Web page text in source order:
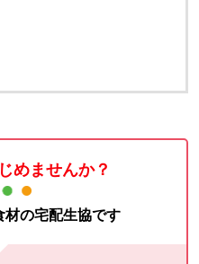
で開きます。
めませんか？
材の宅配生協です